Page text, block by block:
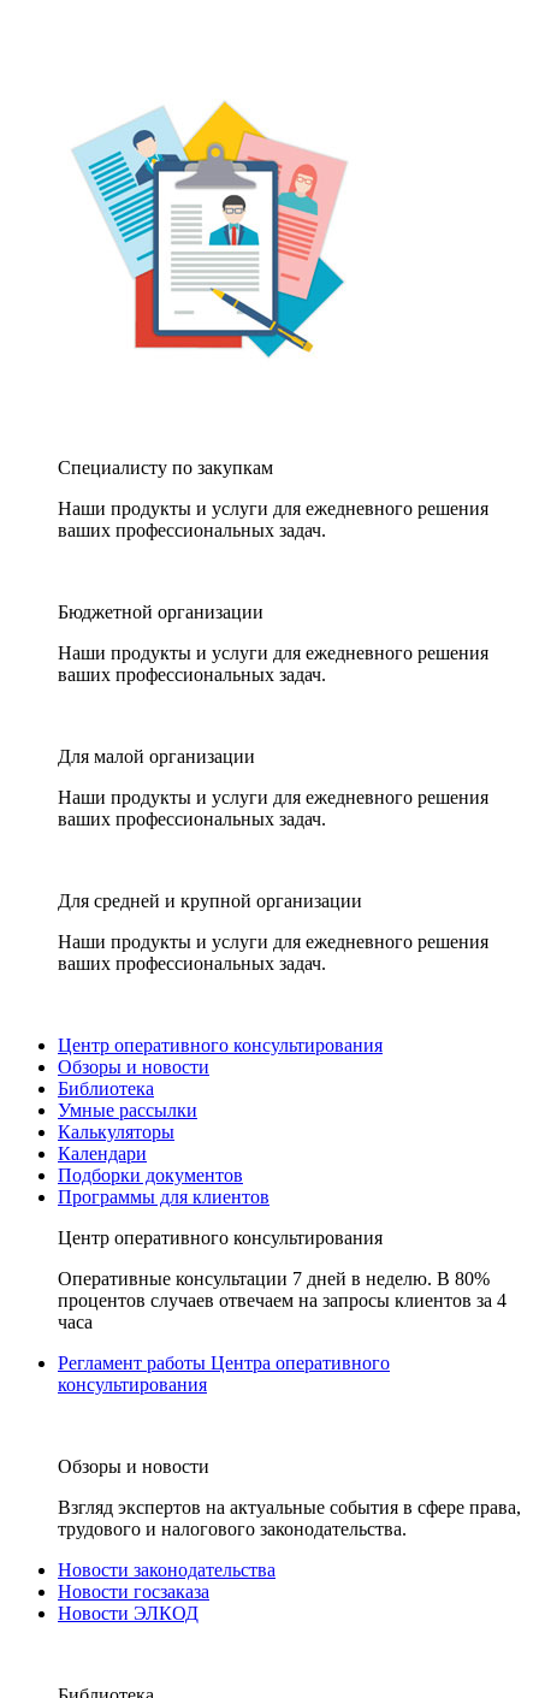
Специалисту по закупкам
Наши продукты и услуги для ежедневного решения
ваших профессиональных задач.
Бюджетной организации
Наши продукты и услуги для ежедневного решения
ваших профессиональных задач.
Для малой организации
Наши продукты и услуги для ежедневного решения
ваших профессиональных задач.
Для средней и крупной организации
Наши продукты и услуги для ежедневного решения
ваших профессиональных задач.
Центр оперативного консультирования
Обзоры и новости
Библиотека
Умные рассылки
Калькуляторы
Календари
Подборки документов
Программы для клиентов
Центр оперативного консультирования
Оперативные консультации 7 дней в неделю. В 80%
процентов случаев отвечаем на запросы клиентов за 4
часа
Регламент работы Центра оперативного
консультирования
Обзоры и новости
Взгляд экспертов на актуальные события в сфере права,
трудового и налогового законодательства.
Новости законодательства
Новости госзаказа
Новости ЭЛКОД